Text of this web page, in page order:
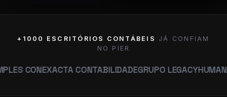
+1000 ESCRITÓRIOS CONTÁBEIS
JÁ CONFIAM
NO PIER
EXACTA CONTABILIDADEGRUPO LEGACYHUMANA